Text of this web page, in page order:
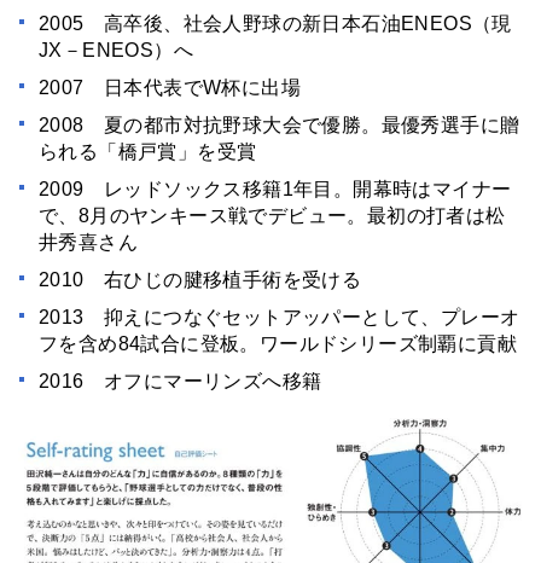
2005 高卒後、社会人野球の新日本石油ENEOS（現
JX－ENEOS）へ
2007 日本代表でW杯に出場
2008 夏の都市対抗野球大会で優勝。最優秀選手に贈
られる「橋戸賞」を受賞
2009 レッドソックス移籍1年目。開幕時はマイナー
で、8月のヤンキース戦でデビュー。最初の打者は松
井秀喜さん
2010 右ひじの腱移植手術を受ける
2013 抑えにつなぐセットアッパーとして、プレーオ
フを含め84試合に登板。ワールドシリーズ制覇に貢献
2016 オフにマーリンズへ移籍